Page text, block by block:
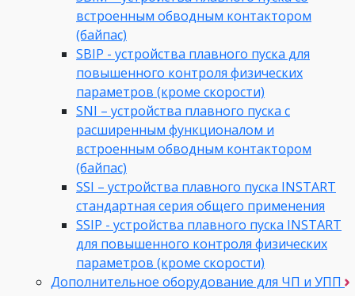
встроенным обводным контактором
(байпас)
SBIP - устройства плавного пуска для
повышенного контроля физических
параметров (кроме скорости)
SNI – устройства плавного пуска с
расширенным функционалом и
встроенным обводным контактором
(байпас)
SSI – устройства плавного пуска INSTART
стандартная серия общего применения
SSIP - устройства плавного пуска INSTART
для повышенного контроля физических
параметров (кроме скорости)
Дополнительное оборудование для ЧП и УПП